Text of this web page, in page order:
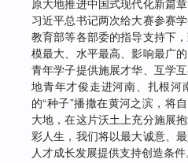
原大地推进中国式现代化新篇
习近平总书记两次给大赛参赛
教育部等各部委的指导支持下
模最大、水平最高、影响最广
青年学子提供施展才华、互学
地青年才俊走进河南、扎根河
的“种子”播撒在黄河之滨，将
大地，在这片沃土上充分施展
彩人生，我们将以最大诚意、
人才成长发展提供支持创造条件